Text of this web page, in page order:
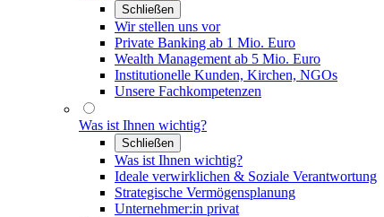
Schließen
Wir stellen uns vor
Private Banking ab 1 Mio. Euro
Wealth Management ab 5 Mio. Euro
Institutionelle Kunden, Kirchen, NGOs
Unsere Fachkompetenzen
Was ist Ihnen wichtig?
Schließen
Was ist Ihnen wichtig?
Ideale verwirklichen & Soziale Verantwortung
Strategische Vermögensplanung
Unternehmer:in privat